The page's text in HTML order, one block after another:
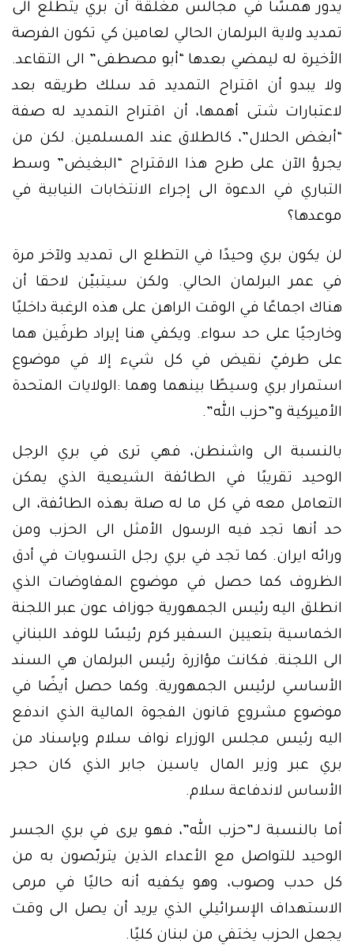
يدور همسًا في مجالس مغلقة أن بري يتطلع الى
تمديد ولاية البرلمان الحالي لعامين كي تكون الفرصة
الأخيرة له ليمضي بعدها “أبو مصطفى” الى التقاعد.
ولا يبدو أن اقتراح التمديد قد سلك طريقه بعد
لاعتبارات شتى أهمها، أن اقتراح التمديد له صفة
“أبغض الحلال”، كالطلاق عند المسلمين. لكن من
يجرؤ الآن على طرح هذا الاقتراح “البغيض” وسط
التباري في الدعوة الى إجراء الانتخابات النيابية في
موعدها؟
لن يكون بري وحيدًا في التطلع الى تمديد ولآخر مرة
في عمر البرلمان الحالي. ولكن سيتبيّن لاحقا أن
هناك اجماعًا في الوقت الراهن على هذه الرغبة داخليًا
وخارجيًا على حد سواء. ويكفي هنا إيراد طرفَين هما
على طرفيّ نقيض في كل شيء إلا في موضوع
استمرار بري وسيطًا بينهما وهما :الولايات المتحدة
الأميركية و”حزب الله”.
بالنسبة الى واشنطن، فهي ترى في بري الرجل
الوحيد تقريبًا في الطائفة الشيعية الذي يمكن
التعامل معه في كل ما له صلة بهذه الطائفة، الى
حد أنها تجد فيه الرسول الأمثل الى الحزب ومن
ورائه ايران. كما تجد في بري رجل التسويات في أدق
الظروف كما حصل في موضوع المفاوضات الذي
انطلق اليه رئيس الجمهورية جوزاف عون عبر اللجنة
الخماسية بتعيين السفير كرم رئيسًا للوفد اللبناني
الى اللجنة. فكانت مؤازرة رئيس البرلمان هي السند
الأساسي لرئيس الجمهورية. وكما حصل أيضًا في
موضوع مشروع قانون الفجوة المالية الذي اندفع
اليه رئيس مجلس الوزراء نواف سلام وبإسناد من
بري عبر وزير المال ياسين جابر الذي كان حجر
الأساس لاندفاعة سلام.
أما بالنسبة لـ”حزب الله”، فهو يرى في بري الجسر
الوحيد للتواصل مع الأعداء الذين يتربّصون به من
كل حدب وصوب، وهو يكفيه أنه حاليًا في مرمى
الاستهداف الإسرائيلي الذي يريد أن يصل الى وقت
يجعل الحزب يختفي من لبنان كليًا.